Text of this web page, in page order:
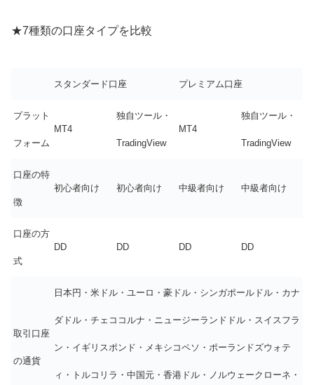
★7種類の口座タイプを比較
スタンダード口座 プレミアム口座
プラット
フォーム
MT4
独自ツール・
TradingView
MT4
独自ツール・
TradingView
口座の特
徴
初心者向け 初心者向け 中級者向け 中級者向け
口座の方
式
DD DD DD DD
取引口座
の通貨
日本円・米ドル・ユーロ・豪ドル・シンガポールドル・カナ
ダドル・チェココルナ・ニュージーランドドル・スイスフラ
ン・イギリスポンド・メキシコペソ・ポーランドズウォテ
ィ・トルコリラ・中国元・香港ドル・ノルウェークローネ・